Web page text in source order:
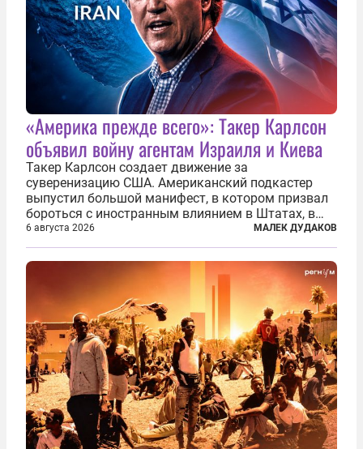
«Америка прежде всего»: Такер Карлсон
объявил войну агентам Израиля и Киева
Такер Карлсон создает движение за
суверенизацию США. Американский подкастер
выпустил большой манифест, в котором призвал
бороться с иностранным влиянием в Штатах, в
первую очередь имея в виду Израиль. А также
прекратить заморские войны, выплатить
репарации Ирану, остановить прием мигрантов...
6 августа 2026 МАЛЕК ДУДАКОВ